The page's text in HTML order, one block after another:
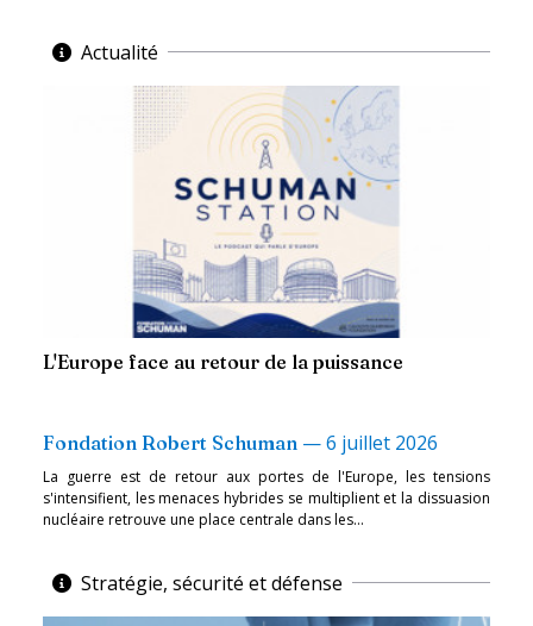
Actualité
L'Europe face au retour de la puissance
Fondation Robert Schuman —6 juillet 2026
La guerre est de retour aux portes de l'Europe, les tensions
s'intensifient, les menaces hybrides se multiplient et la dissuasion
nucléaire retrouve une place centrale dans les...
Stratégie, sécurité et défense